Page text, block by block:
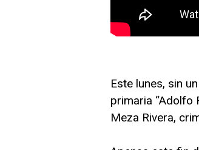
Este lunes, sin
primaria “Adolfo
Meza Rivera,